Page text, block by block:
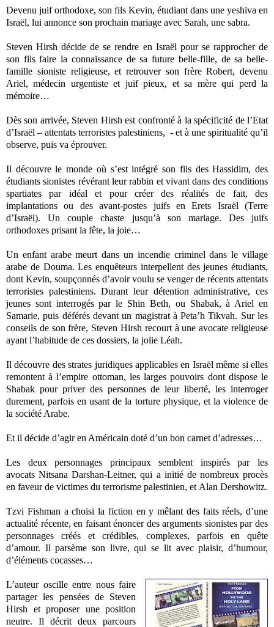
Devenu juif orthodoxe, son fils Kevin, étudiant dans une yeshiva en
Israël, lui annonce son prochain mariage avec Sarah, une sabra.
Steven Hirsh décide de se rendre en Israël pour se rapprocher de
son fils faire la connaissance de sa future belle-fille, de sa belle-
famille sioniste religieuse, et retrouver son frère Robert, devenu
Ariel, médecin urgentiste et juif pieux, et sa mère qui perd la
mémoire…
Dès son arrivée, Steven Hirsh est confronté à la spécificité de l’Etat
d’Israël – attentats terroristes palestiniens, - et à une spiritualité qu’il
observe, puis va éprouver.
Il découvre le monde où s’est intégré son fils des Hassidim, des
étudiants sionistes révérant leur rabbin et vivant dans des conditions
spartiates par idéal et pour créer des réalités de fait, des
implantations ou des avant-postes juifs en Erets Israël (Terre
d’Israël). Un couple chaste jusqu’à son mariage. Des juifs
orthodoxes prisant la fête, la joie…
Un enfant arabe meurt dans un incendie criminel dans le village
arabe de Douma. Les enquêteurs interpellent des jeunes étudiants,
dont Kevin, soupçonnés d’avoir voulu se venger de récents attentats
terroristes palestiniens. Durant leur détention administrative, ces
jeunes sont interrogés par le Shin Beth, ou Shabak, à Ariel en
Samarie, puis déférés devant un magistrat à Peta’h Tikvah. Sur les
conseils de son frère, Steven Hirsh recourt à une avocate religieuse
ayant l’habitude de ces dossiers, la jolie Léah.
Il découvre des strates juridiques applicables en Israël même si elles
remontent à l’empire ottoman, les larges pouvoirs dont dispose le
Shabak pour priver des personnes de leur liberté, les interroger
durement, parfois en usant de la torture physique, et la violence de
la société Arabe.
Et il décide d’agir en Américain doté d’un bon carnet d’adresses…
Les deux personnages principaux semblent inspirés par les
avocats Nitsana Darshan-Leitner, qui a initié de nombreux procès
en faveur de victimes du terrorisme palestinien, et Alan Dershowitz.
Tzvi Fishman a choisi la fiction en y mêlant des faits réels, d’une
actualité récente, en faisant énoncer des arguments sionistes par des
personnages créés et crédibles, complexes, parfois en quête
d’amour. Il parsème son livre, qui se lit avec plaisir, d’humour,
d’éléments cocasses…
L’auteur oscille entre nous faire
partager les pensées de Steven
Hirsh et proposer une position
neutre. Il décrit deux parcours